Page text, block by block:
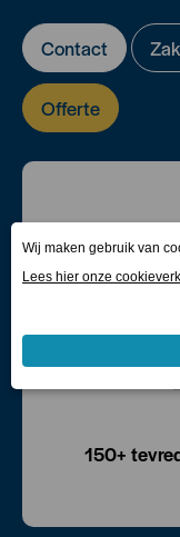
Contact
Offerte
150+